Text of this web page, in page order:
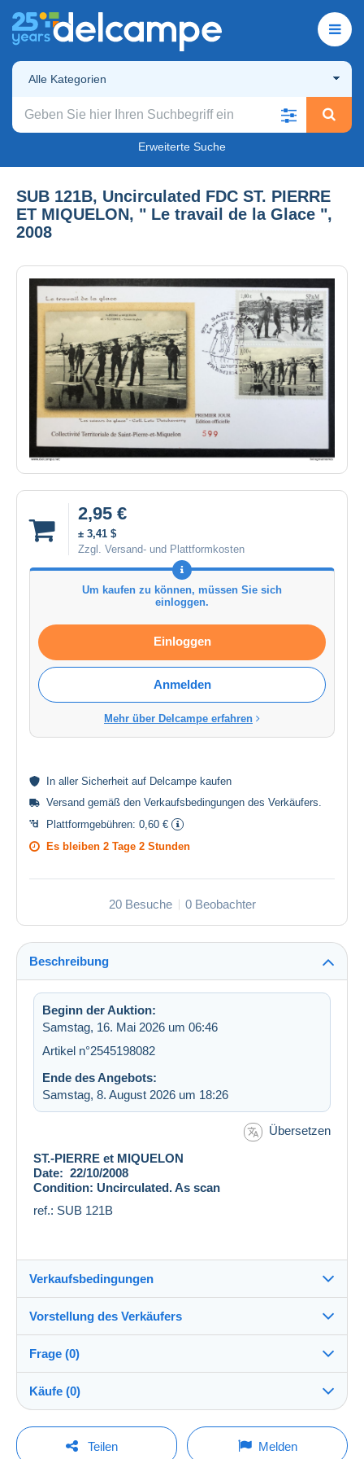
Alle Kategorien
Erweiterte Suche
SUB 121B, Uncirculated FDC ST. PIERRE
ET MIQUELON, " Le travail de la Glace ",
2008
2,95 €
± 3,41 $
Zzgl. Versand- und Plattformkosten
Um kaufen zu können, müssen Sie sich
einloggen.
Einloggen
Anmelden
Mehr über Delcampe erfahren
In aller Sicherheit auf Delcampe kaufen
Versand gemäß den Verkaufsbedingungen des Verkäufers.
Plattformgebühren: 0,60 €
Es bleiben 2 Tage 2 Stunden
20 Besuche 0 Beobachter
Beschreibung
Beginn der Auktion:
Samstag, 16. Mai 2026 um 06:46
Artikel n°2545198082
Ende des Angebots:
Samstag, 8. August 2026 um 18:26
Übersetzen
ST.-PIERRE et MIQUELON
Date: 22/10/2008
Condition: Uncirculated. As scan
ref.: SUB 121B
Verkaufsbedingungen
Versand nach:
Die Liste der Länder einsehen
Versand:
Vorkasse
Zu Lasten des Käufers
Vorstellung des Verkäufers
livingmemories100%(1924x)
Shop
Frage (0)
Um eine Frage stellen zu können, müssen Sie
Käufe (0)
Letzte Aktualisierung: 16:19:09
Teilen Melden